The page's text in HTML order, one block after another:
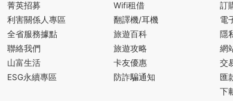
菁英招募
利害關係人專區
全省服務據點
聯絡我們
山富生活
ESG永續專區
Wifi租借
翻譯機/耳機
旅遊百科
旅遊攻略
卡友優惠
防詐騙通知
訂
電
隱
網
交
匯
下